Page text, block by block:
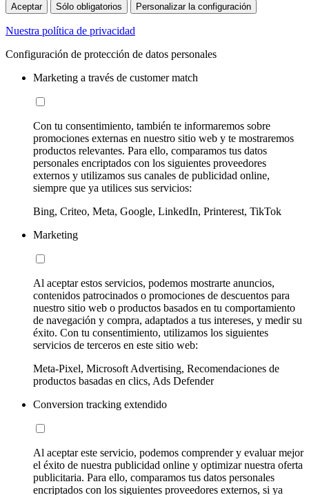
Aceptar Sólo obligatorios Personalizar la configuración
Nuestra política de privacidad
Configuración de protección de datos personales
Marketing a través de customer match
Con tu consentimiento, también te informaremos sobre
promociones externas en nuestro sitio web y te mostraremos
productos relevantes. Para ello, comparamos tus datos
personales encriptados con los siguientes proveedores
externos y utilizamos sus canales de publicidad online,
siempre que ya utilices sus servicios:
Bing, Criteo, Meta, Google, LinkedIn, Printerest, TikTok
Marketing
Al aceptar estos servicios, podemos mostrarte anuncios,
contenidos patrocinados o promociones de descuentos para
nuestro sitio web o productos basados en tu comportamiento
de navegación y compra, adaptados a tus intereses, y medir su
éxito. Con tu consentimiento, utilizamos los siguientes
servicios de terceros en este sitio web:
Meta-Pixel, Microsoft Advertising, Recomendaciones de
productos basadas en clics, Ads Defender
Conversion tracking extendido
Al aceptar este servicio, podemos comprender y evaluar mejor
el éxito de nuestra publicidad online y optimizar nuestra oferta
publicitaria. Para ello, comparamos tus datos personales
encriptados con los siguientes proveedores externos, si ya